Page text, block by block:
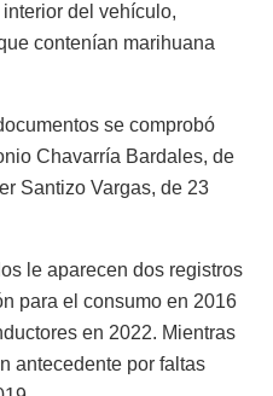
del vehículo,
contenían marihuana
se comprobó
Chavarría Bardales, de
Santizo Vargas, de 23
le aparecen dos registros
para el consumo en 2016
en 2022. Mientras
antecedente por faltas